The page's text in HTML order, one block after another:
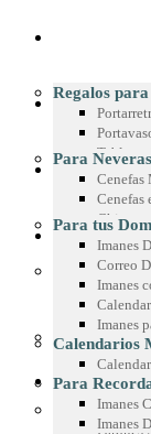
Regalos
Imanes
Regalos
Tablero
Sticker
Mouse
Juegos
Parqués
Para
Cenefas
Cenefas
Chispas
Marcos
Cintas
Para
Chispas
Chispas
Cenefas
IMANES
Para tus
Imanes
Correo
Imanes
Imanes
Calendarios
Para
Imanes
Imanes
Paño
Toalla
CONOCE